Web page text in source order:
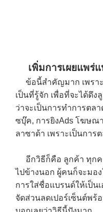
เพิ่มการเผยแพร่แ
ข้อนี้สำคัญมาก เพรา
เป็นที่รู้จัก เพื่อที่จะได้ดึง
ว่าจะเป็นการทำการตล
ซบุ๊ค, การยิงAds โฆษณ
ลาซาด้า เพราะเป็นกา
อีกวิธีก็คือ ลูกค้า ทุกค
ไปข้างนอก ผู้คนก็จะมอ
การใส่ชื่อแบรนด์ให้เป็น
จัดส่วนลดเปอร์เซ็นต์พ